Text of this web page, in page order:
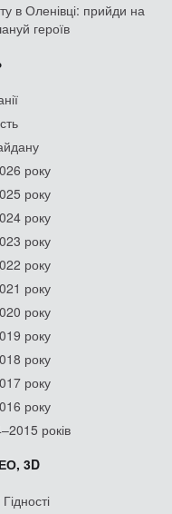
в Оленівці: прийди на
героїв
року
року
року
року
року
року
року
року
року
року
року
років
3D